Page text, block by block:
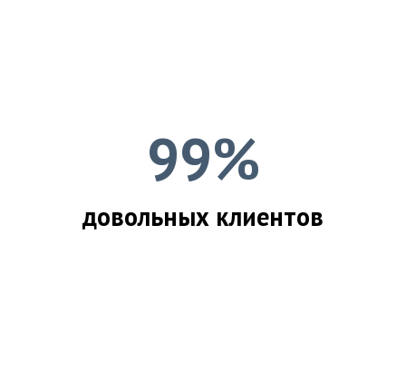
99%
довольных клиентов